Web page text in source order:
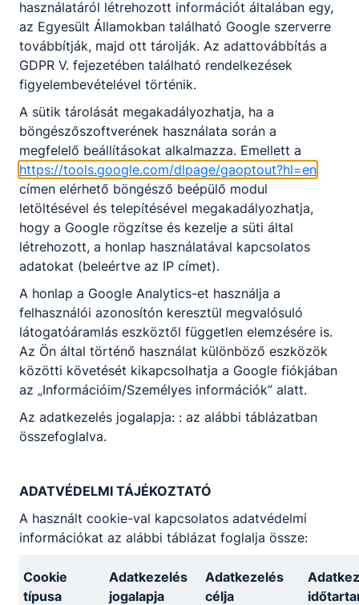
Intézménytípus
Ösztöndíj
mértéke
Ösztöndíj
mértéke 2022.
szeptember 1-
jétől
Technikum
ösztöndíj
alapjának
8%-a
8.000 Ft
Szakképző
iskola
ösztöndíj
alapjának
16%-a
16.000 Ft
Szakirányú oktatásban (ha a tanuló nem duális
szakmai oktatásban vesz részt):
A megelőző
tanév év végi
minősítésében
kapott
osztályzatok
Ösztöndíj
mértéke
Ösztöndíj
mértéke
2022.
szeptember
1-jétől
8%-a
ösztöndíj
25%-a
25.000 Ft
használatáról létrehozott információt általában egy,
az Egyesült Államokban található Google szerverre
továbbítják, majd ott tárolják. Az adattovábbítás a
GDPR V. fejezetében található rendelkezések
figyelembevételével történik.
A sütik tárolását megakadályozhatja, ha a
böngészőszoftverének használata során a
megfelelő beállításokat alkalmazza. Emellett a
https://tools.google.com/dlpage/gaoptout?hl=en
címen elérhető böngésző beépülő modul
letöltésével és telepítésével megakadályozhatja,
hogy a Google rögzítse és kezelje a süti által
létrehozott, a honlap használatával kapcsolatos
adatokat (beleértve az IP címet).
A honlap a Google Analytics-et használja a
felhasználói azonosítón keresztül megvalósuló
látogatóáramlás eszköztől független elemzésére is.
Az Ön által történő használat különböző eszközök
közötti követését kikapcsolhatja a Google fiókjában
az „Információim/Személyes információk” alatt.
Az adatkezelés jogalapja: : az alábbi táblázatban
összefoglalva.
ADATVÉDELMI TÁJÉKOZTATÓ
A használt cookie-val kapcsolatos adatvédelmi
információkat az alábbi táblázat foglalja össze:
Cookie
típusa
Adatkezelés
jogalapja
Adatkezelés
célja